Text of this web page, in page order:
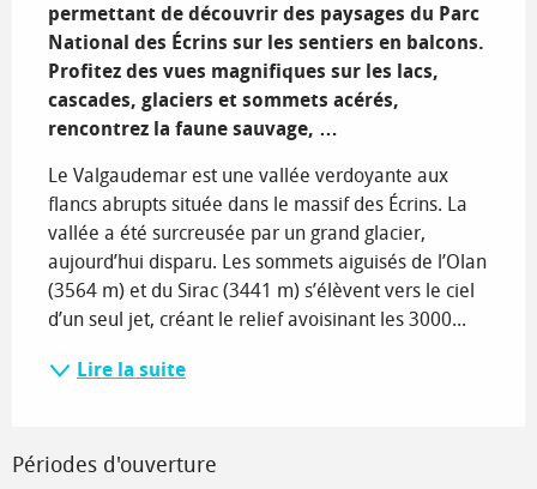
permettant de découvrir des paysages du Parc
National des Écrins sur les sentiers en balcons.
Profitez des vues magnifiques sur les lacs,
cascades, glaciers et sommets acérés,
rencontrez la faune sauvage, …
Le Valgaudemar est une vallée verdoyante aux
flancs abrupts située dans le massif des Écrins. La
vallée a été surcreusée par un grand glacier,
aujourd’hui disparu. Les sommets aiguisés de l’Olan
(3564 m) et du Sirac (3441 m) s’élèvent vers le ciel
d’un seul jet, créant le relief avoisinant les 3000...
Lire la suite
Périodes d'ouverture